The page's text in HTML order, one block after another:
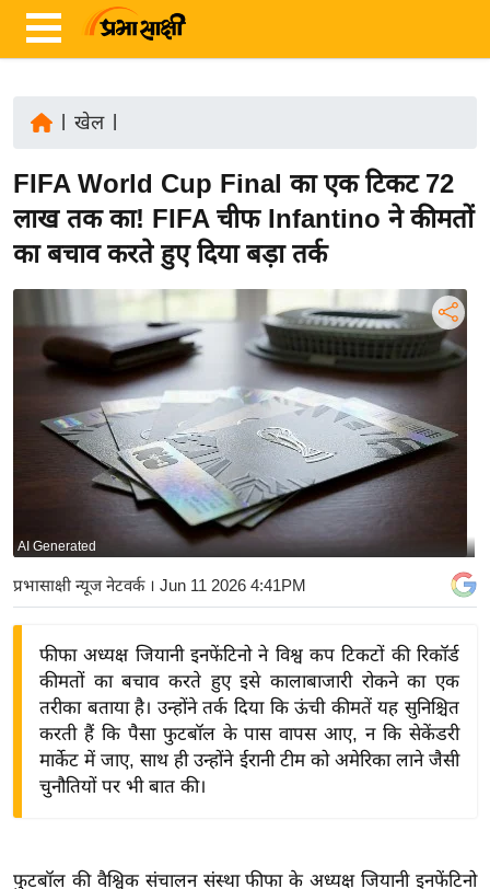
ज़ा
ख
र
बि
ज़
ने
द्यो
शे
खेल|
FIFA World Cup Final का एक टिकट 72
लाख तक का! FIFA चीफ Infantino ने कीमतों
का बचाव करते हुए दिया बड़ा तर्क
AI Generated
प्रभासाक्षी न्यूज नेटवर्क। Jun 11 2026 4:41PM
फीफा अध्यक्ष जियानी इनफेंटिनो ने विश्व कप टिकटों की रिकॉर्ड
कीमतों का बचाव करते हुए इसे कालाबाजारी रोकने का एक
तरीका बताया है। उन्होंने तर्क दिया कि ऊंची कीमतें यह सुनिश्चित
करती हैं कि पैसा फुटबॉल के पास वापस आए, न कि सेकेंडरी
मार्केट में जाए, साथ ही उन्होंने ईरानी टीम को अमेरिका लाने जैसी
चुनौतियों पर भी बात की।
फुटबॉल की वैश्विक संचालन संस्था फीफा के अध्यक्ष जियानी इनफेंटिनो